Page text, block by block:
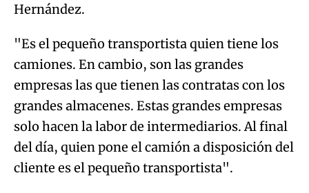
Hernández.
"Es el pequeño transportista quien tiene los
camiones. En cambio, son las grandes
empresas las que tienen las contratas con los
grandes almacenes. Estas grandes empresas
solo hacen la labor de intermediarios. Al final
del día, quien pone el camión a disposición del
cliente es el pequeño transportista".